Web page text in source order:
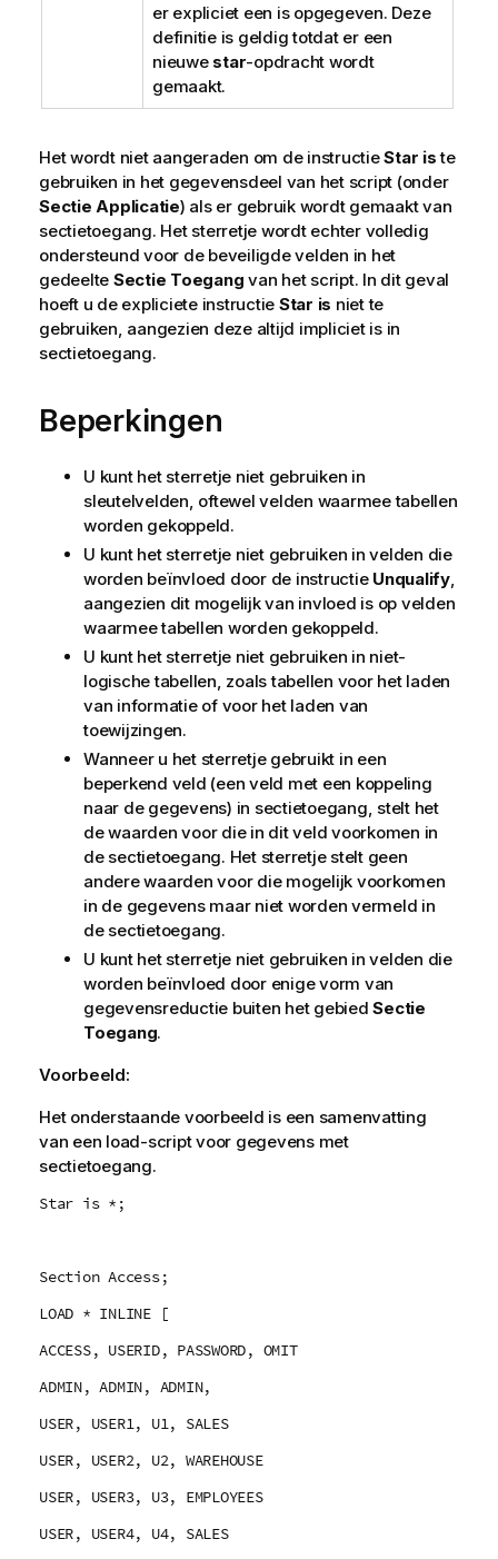
er expliciet een is opgegeven. Deze
definitie is geldig totdat er een
nieuwe star-opdracht wordt
gemaakt.
Het wordt niet aangeraden om de instructieStar iste
gebruiken in het gegevensdeel van het script (onder
Sectie Applicatie) als er gebruik wordt gemaakt van
sectietoegang. Het sterretje wordt echter volledig
ondersteund voor de beveiligde velden in het
gedeelte Sectie Toegang van het script. In dit geval
hoeft u de expliciete instructie Star is niet te
gebruiken, aangezien deze altijd impliciet is in
sectietoegang.
Beperkingen
U kunt het sterretje niet gebruiken in
sleutelvelden, oftewel velden waarmee tabellen
worden gekoppeld.
U kunt het sterretje niet gebruiken in velden die
worden beïnvloed door de instructie Unqualify,
aangezien dit mogelijk van invloed is op velden
waarmee tabellen worden gekoppeld.
U kunt het sterretje niet gebruiken in niet-
logische tabellen, zoals tabellen voor het laden
van informatie of voor het laden van
toewijzingen.
Wanneer u het sterretje gebruikt in een
beperkend veld (een veld met een koppeling
naar de gegevens) in sectietoegang, stelt het
de waarden voor die in dit veld voorkomen in
de sectietoegang. Het sterretje stelt geen
andere waarden voor die mogelijk voorkomen
in de gegevens maar niet worden vermeld in
de sectietoegang.
U kunt het sterretje niet gebruiken in velden die
worden beïnvloed door enige vorm van
gegevensreductie buiten het gebiedSectie
Toegang.
Voorbeeld:
Het onderstaande voorbeeld is een samenvatting
van een load-script voor gegevens met
sectietoegang.
Star is *;
Section Access;
LOAD * INLINE [
ACCESS, USERID, PASSWORD, OMIT
ADMIN, ADMIN, ADMIN,
USER, USER1, U1, SALES
USER, USER2, U2, WAREHOUSE
USER, USER3, U3, EMPLOYEES
USER, USER4, U4, SALES